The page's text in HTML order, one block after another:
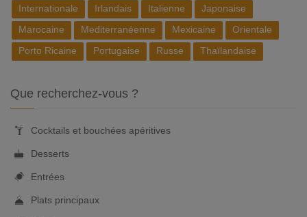
Internationale
Irlandais Italienne
Japonaise
Marocaine
Mediterranéenne Mexicaine
Orientale
Porto Ricaine
Portugaise Russe Thaïlandaise
Que recherchez-vous ?
Cocktails et bouchées apéritives
Desserts
Entrées
Plats principaux